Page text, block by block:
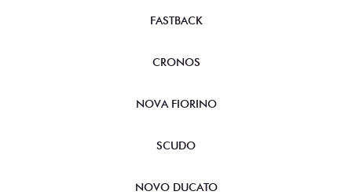
FASTBACK
CRONOS
NOVA FIORINO
SCUDO
NOVO DUCATO